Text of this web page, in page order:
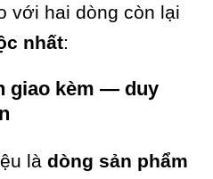
với hai dòng còn lại
nhất:
giao kèm — duy
là dòng sản phẩm